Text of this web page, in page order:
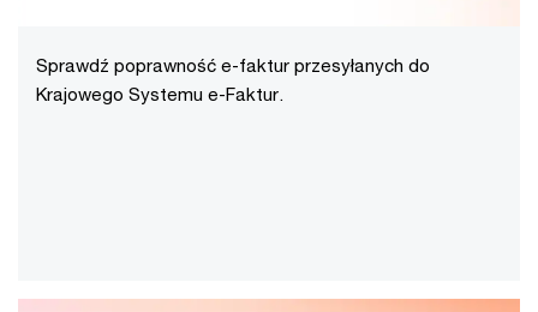
Sprawdź poprawność e-faktur przesyłanych do
Krajowego Systemu e-Faktur.